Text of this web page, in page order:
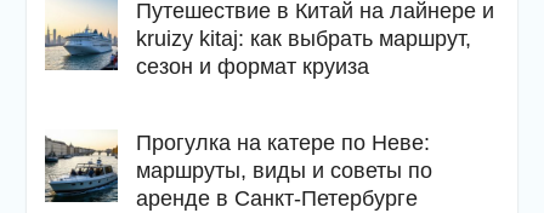
Путешествие в Китай на лайнере и
kruizy kitaj: как выбрать маршрут,
сезон и формат круиза
Прогулка на катере по Неве:
маршруты, виды и советы по
аренде в Санкт-Петербурге